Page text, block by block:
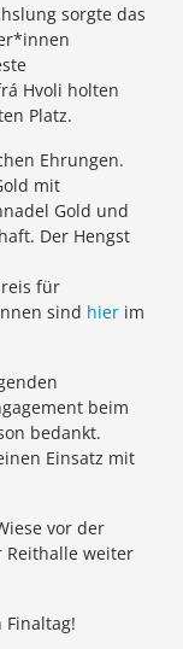
sorgte das
Hvoli holten
Platz.
Ehrungen.
mit
Gold und
Der Hengst
für
sind hier im
beim
bedankt.
Einsatz mit
vor der
Reithalle weiter